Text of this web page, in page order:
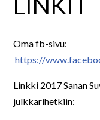
Oma fb-sivu:
https://
Linkki 2017 Sanan
julkkarihetkiin: